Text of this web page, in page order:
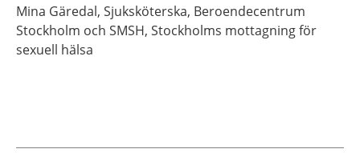
Mina Gäredal, Sjuksköterska, Beroendecentrum
Stockholm och SMSH, Stockholms mottagning för
sexuell hälsa